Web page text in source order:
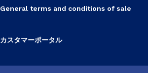
General terms and conditions of sale
カスタマーポータル